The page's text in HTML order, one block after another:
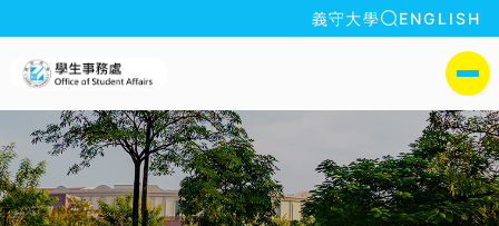
:::
義守大學 全站搜索
ENGLISH
側選單